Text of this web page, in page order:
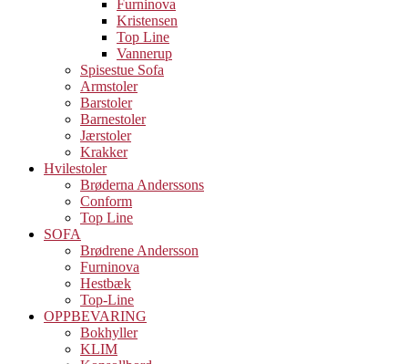
Furninova
Kristensen
Top Line
Vannerup
Spisestue Sofa
Armstoler
Barstoler
Barnestoler
Jærstoler
Krakker
Hvilestoler
Brøderna Anderssons
Conform
Top Line
SOFA
Brødrene Andersson
Furninova
Hestbæk
Top-Line
OPPBEVARING
Bokhyller
KLIM